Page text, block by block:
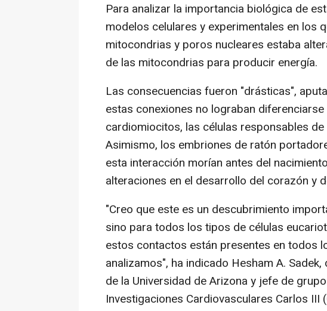
Para analizar la importancia biológica de
modelos celulares y experimentales en los
mitocondrias y poros nucleares estaba
de las mitocondrias para producir energía.
Las consecuencias fueron "drásticas",
estas conexiones no lograban
cardiomiocitos, las células responsables
Asimismo, los embriones de ratón
esta interacción morían antes del
alteraciones en el desarrollo del corazón y
"Creo que este es un descubrimiento
sino para todos los tipos de células
estos contactos están presentes en todos
analizamos", ha indicado Hesham A.
de la Universidad de Arizona y jefe de
Investigaciones Cardiovasculares Carlos III